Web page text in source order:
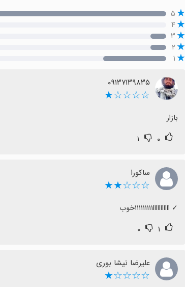
۵
۴
۳
۲
۱
۰۹۱۳۷۱۳۹۸۳۵
☆☆☆☆★
بازار
۰ ۱
ساکورا
☆☆☆★★
‏✓ ااااااااااا۱۱۱۱۱۱۱۱۱خوب
۱ ۰
علیرضا نیشا بوری
☆☆☆☆★